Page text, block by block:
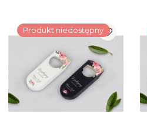
Produkt niedostępny